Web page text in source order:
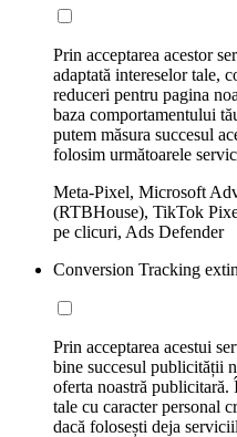
Prin acceptarea acestor
adaptată intereselor tale,
reduceri pentru pagina
baza comportamentului
putem măsura succesul
folosim următoarele
Meta-Pixel, Microsoft
(RTBHouse), TikTok
pe clicuri, Ads Defender
Conversion Tracking
Prin acceptarea acestui
bine succesul publicității
oferta noastră publicitară.
tale cu caracter personal
dacă folosești deja